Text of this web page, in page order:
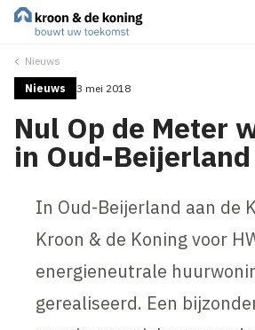
Nieuws
Nieuws 3 mei 2018
Nul Op de Meter
in Oud-Beijerland
In Oud-Beijerland aan de
Kroon & de Koning voor
energieneutrale
gerealiseerd. Een